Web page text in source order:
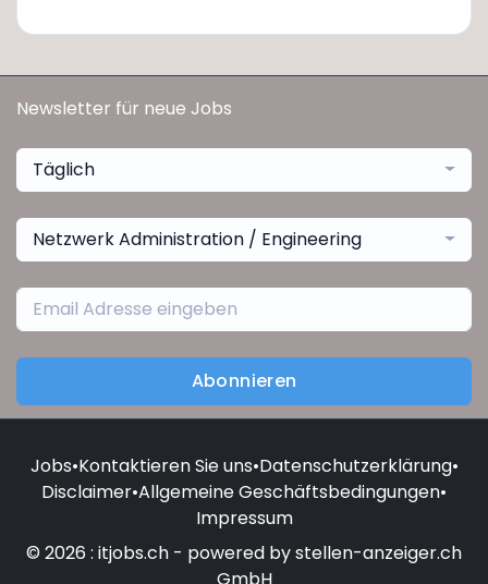
Newsletter für neue Jobs
Täglich
Netzwerk Administration / Engineering
Abonnieren
Jobs•Kontaktieren Sie uns•Datenschutzerklärung•
Disclaimer•Allgemeine Geschäftsbedingungen•
Impressum
© 2026 : itjobs.ch - powered by stellen-anzeiger.ch
GmbH